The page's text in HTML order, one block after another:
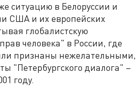
ситуацию в Белоруссии и
США и их европейских
глобалистскую
человека" в России, где
признаны нежелательными,
"Петербургского диалога" –
году.